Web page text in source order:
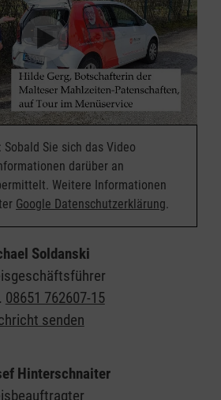
Sie sich das Video
darüber an
Weitere Informationen
Google Datenschutzerklärung.
Soldanski
08651 762607-15
senden
Hinterschnaiter